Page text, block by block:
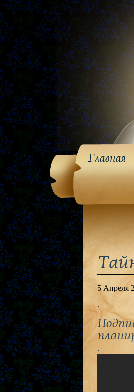
Главная
5 Апреля
.
.